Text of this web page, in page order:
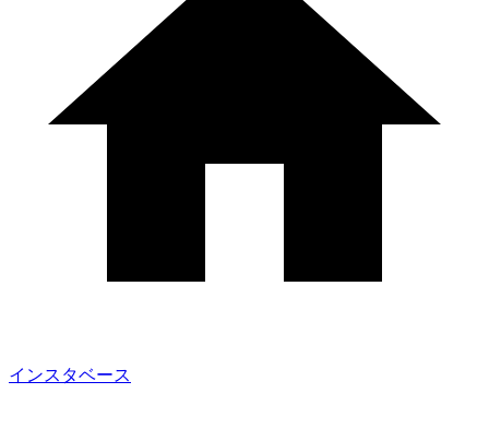
インスタベース